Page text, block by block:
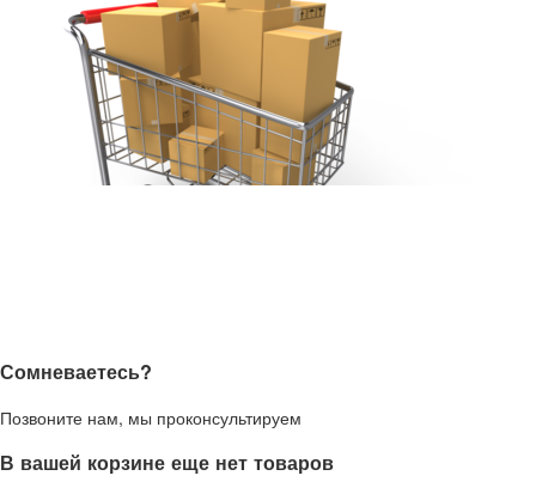
Сомневаетесь?
Позвоните нам, мы проконсультируем
В вашей корзине еще нет товаров